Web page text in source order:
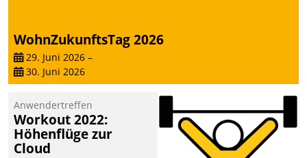
WohnZukunftsTag 2026
29. Juni 2026 –
30. Juni 2026
Anwendertreffen
Workout 2022:
Höhenflüge zur
Cloud